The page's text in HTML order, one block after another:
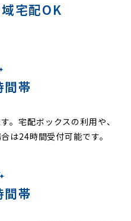
宅配OK
間帯
。宅配ボックスの利用や、
は24時間受付可能です。
間帯